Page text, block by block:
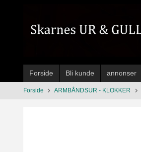
innholdet
Forside Bli kunde annonser
Forside ARMBÅNDSUR - KLOKKER